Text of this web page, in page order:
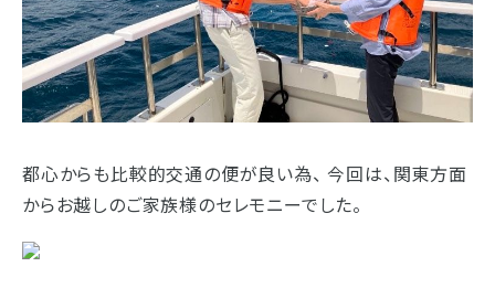
都心からも比較的交通の便が良い為、 今回は、関東方面
からお越しのご家族様のセレモニーでした。